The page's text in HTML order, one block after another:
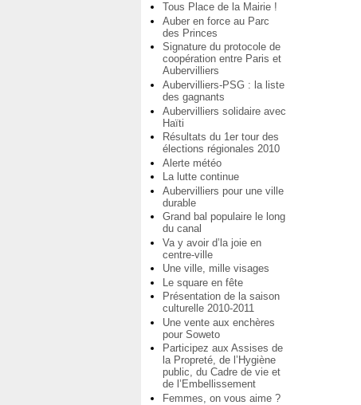
Tous Place de la Mairie !
Auber en force au Parc
des Princes
Signature du protocole de
coopération entre Paris et
Aubervilliers
Aubervilliers-PSG : la liste
des gagnants
Aubervilliers solidaire avec
Haïti
Résultats du 1er tour des
élections régionales 2010
Alerte météo
La lutte continue
Aubervilliers pour une ville
durable
Grand bal populaire le long
du canal
Va y avoir d’la joie en
centre-ville
Une ville, mille visages
Le square en fête
Présentation de la saison
culturelle 2010-2011
Une vente aux enchères
pour Soweto
Participez aux Assises de
la Propreté, de l’Hygiène
public, du Cadre de vie et
de l’Embellissement
Femmes, on vous aime ?